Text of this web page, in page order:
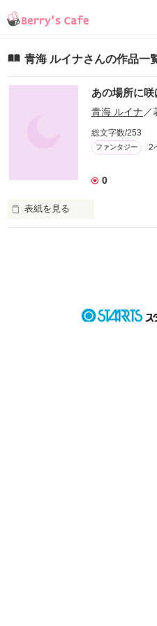
青海 ルイナさんの作品一
あの場所に咲
青海 ルイナ ／
総文字数/253
ファンタジー 2
0
表紙を見る
なぜ、少女は夢を抱くことを
作品